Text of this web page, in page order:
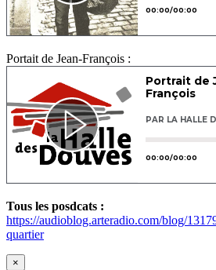
Portait de Jean-François :
Tous les posdcats :
https://audioblog.arteradio.com/blog/
quartier
×